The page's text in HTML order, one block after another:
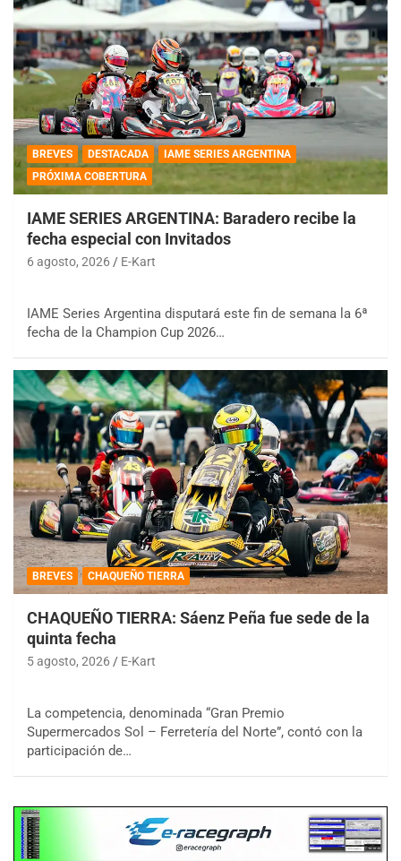
BREVES DESTACADA
IAME SERIES ARGENTINA
PRÓXIMA COBERTURA
IAME SERIES ARGENTINA: Baradero recibe la
fecha especial con Invitados
6 agosto, 2026 E-Kart
IAME Series Argentina disputará este fin de semana la 6ª
fecha de la Champion Cup 2026…
BREVES CHAQUEÑO TIERRA
CHAQUEÑO TIERRA: Sáenz Peña fue sede de la
quinta fecha
5 agosto, 2026 E-Kart
La competencia, denominada “Gran Premio
Supermercados Sol – Ferretería del Norte”, contó con la
participación de…